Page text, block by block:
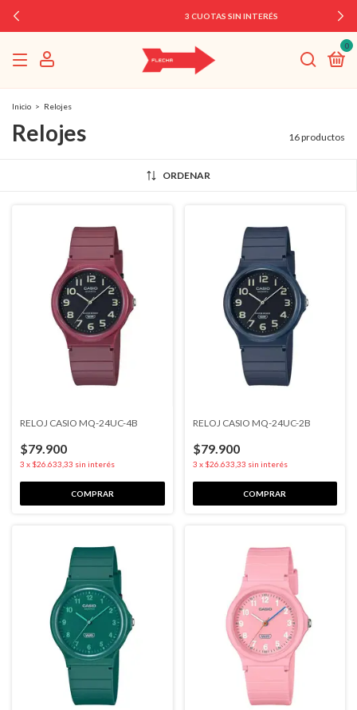
3 CUOTAS SIN INTERÉS
0
Inicio > Relojes
Relojes 16 productos
ORDENAR
RELOJ CASIO MQ-24UC-4B
$79.900
3 x $26.633,33 sin interés
RELOJ CASIO MQ-24UC-2B
$79.900
3 x $26.633,33 sin interés